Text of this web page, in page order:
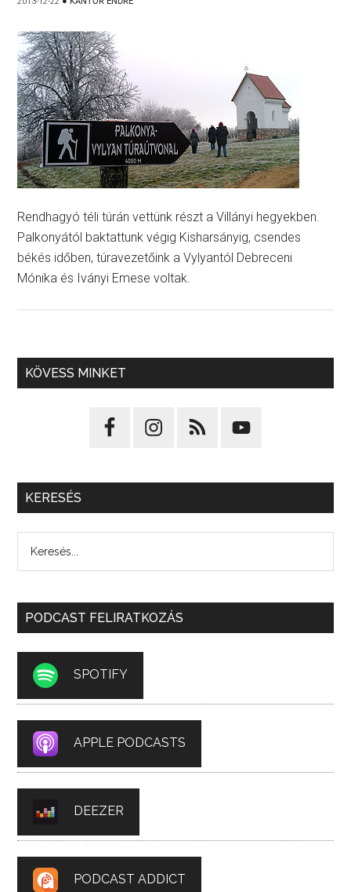
Rendhagyó téli túrán vettünk részt a Villányi hegyekben.
Palkonyától baktattunk végig Kisharsányig, csendes
békés időben, túravezetőink a Vylyantól Debreceni
Mónika és Iványi Emese voltak.
KÖVESS MINKET
KERESÉS
PODCAST FELIRATKOZÁS
SPOTIFY
APPLE PODCASTS
DEEZER
PODCAST ADDICT